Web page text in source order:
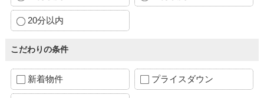
20分以内
こだわりの条件
新着物件 プライスダウン